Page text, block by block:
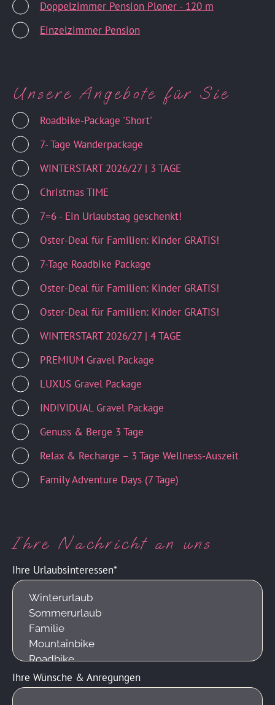
Doppelzimmer Pension Ploner - 120 m
Einzelzimmer Pension
Unsere Angebote für Sie
Roadbike-Package 'Short'
7- Tage Wanderpackage
WINTERSTART 2026/27 | 3 TAGE
Christmas TIME
7=6 - Ein Urlaubstag geschenkt!
Oster-Deal für Familien: Kinder GRATIS!
7-Tage Roadbike Package
Oster-Deal für Familien: Kinder GRATIS!
Oster-Deal für Familien: Kinder GRATIS!
WINTERSTART 2026/27 | 4 TAGE
PREMIUM Gravel Package
LUXUS Gravel Package
INDIVIDUAL Gravel Package
Genuss & Berge 3 Tage
Relax & Recharge – 3 Tage Wellness-Auszeit
Family Adventure Days (7 Tage)
Ihre Nachricht an uns
Ihre Urlaubsinteressen
Ihre Wünsche & Anregungen